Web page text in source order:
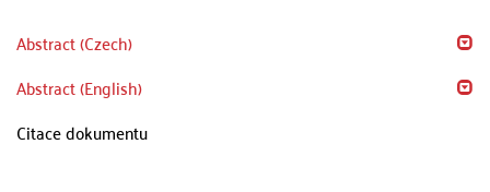
Abstract (Czech)
Abstract (English)
Citace dokumentu